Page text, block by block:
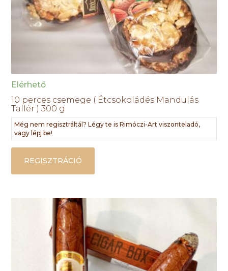
Elérhető
10 perces csemege ( Étcsokoládés Mandulás
Tallér ) 300 g
Még nem regisztráltál? Légy te is Rimóczi-Art viszonteladó,
vagy lépj be!
REGISZTRÁCIÓ